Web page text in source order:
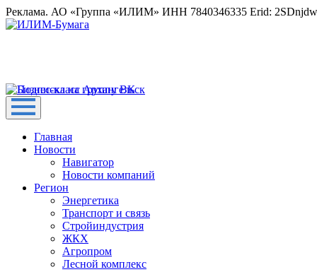
Реклама. АО «Группа «ИЛИМ» ИНН 7840346335 Erid:
Главная
Новости
Навигатор
Новости компаний
Регион
Энергетика
Транспорт и связь
Стройиндустрия
ЖКХ
Агропром
Лесной комплекс